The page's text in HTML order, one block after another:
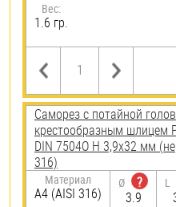
Вес:
1.6 гр.
Саморез с потайной
крестообразным шлицем
DIN 7504O H 3,9х32 мм
316)
Материал
A4 (AISI 316)
Ø
?
3.9
L